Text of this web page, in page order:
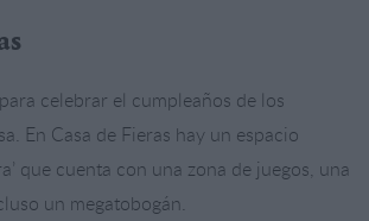
celebrar el cumpleaños de los
En Casa de Fieras hay un espacio
que cuenta con una zona de juegos, una
un megatobogán.